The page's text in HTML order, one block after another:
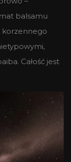
balsamu
korzennego
Całość jest